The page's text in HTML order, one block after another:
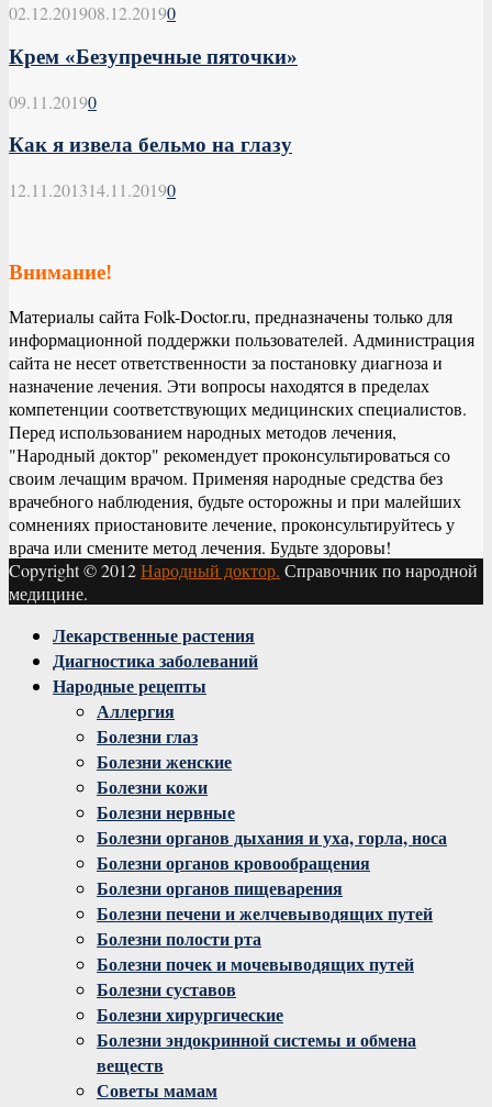
02.12.201908.12.20190
Крем «Безупречные пяточки»
09.11.20190
Как я извела бельмо на глазу
12.11.201314.11.20190
Внимание!
Материалы сайта Folk-Doctor.ru, предназначены только для
информационной поддержки пользователей. Администрация
сайта не несет ответственности за постановку диагноза и
назначение лечения. Эти вопросы находятся в пределах
компетенции соответствующих медицинских специалистов.
Перед использованием народных методов лечения,
"Народный доктор" рекомендует проконсультироваться со
своим лечащим врачом. Применяя народные средства без
врачебного наблюдения, будьте осторожны и при малейших
сомнениях приостановите лечение, проконсультируйтесь у
врача или смените метод лечения. Будьте здоровы!
Copyright © 2012Народный доктор. Справочник по народной
медицине.
Facebook
Twitter
Instagram
YoutubeЛекарственные растения
Диагностика заболеваний
Народные рецепты
Аллергия
Болезни глаз
Болезни женские
Болезни кожи
Болезни нервные
Болезни органов дыхания и уха, горла, носа
Болезни органов кровообращения
Болезни органов пищеварения
Болезни печени и желчевыводящих путей
Болезни полости рта
Болезни почек и мочевыводящих путей
Болезни суставов
Болезни хирургические
Болезни эндокринной системы и обмена
веществ
Советы мамам